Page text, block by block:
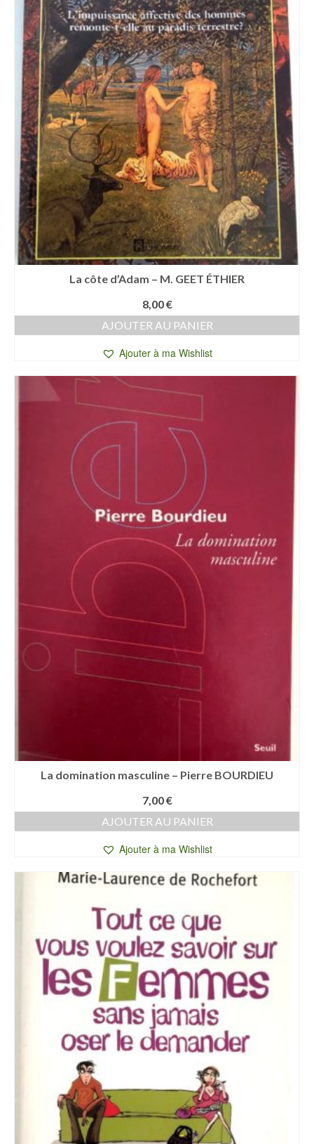
La côte d’Adam – M. GEET ÉTHIER
8,00€
AJOUTER AU PANIER
Ajouter à ma Wishlist
La domination masculine – Pierre BOURDIEU
7,00€
AJOUTER AU PANIER
Ajouter à ma Wishlist